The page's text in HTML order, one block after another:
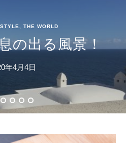
THE WORLD
の出る風景！
年4月4日